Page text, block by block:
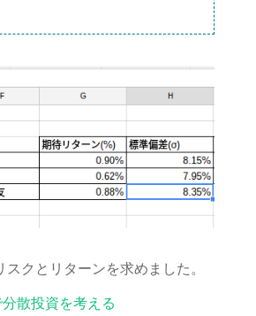
クとリターンを求めました。
散投資を考える